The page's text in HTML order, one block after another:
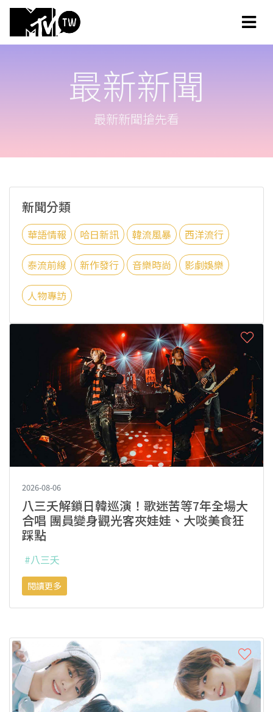
最新新聞
最新新聞搶先看
新聞分類
華語情報 哈日新訊 韓流風暴 西洋流行
泰流前線 新作發行 音樂時尚 影劇娛樂
人物專訪
2026-08-06
八三夭解鎖日韓巡演！歌迷苦等7年全場大
合唱 團員變身觀光客夾娃娃、大啖美食狂
踩點
#八三夭
閱讀更多